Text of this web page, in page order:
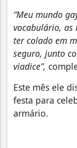
“Meu mundo
vocabulário, as
ter colado em
seguro, junto
viadice”,
Este mês ele
festa para
armário.